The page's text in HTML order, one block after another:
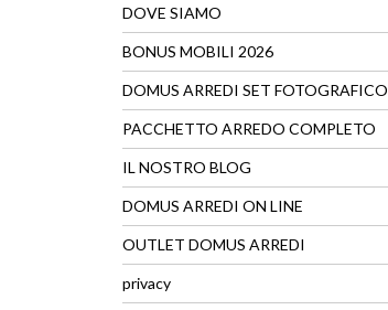
DOVE SIAMO
BONUS MOBILI 2026
DOMUS ARREDI SET FOTOGRAFICO
PACCHETTO ARREDO COMPLETO
IL NOSTRO BLOG
DOMUS ARREDI ON LINE
OUTLET DOMUS ARREDI
privacy